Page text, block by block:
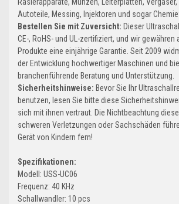
Autoteile, Messing, Injektoren und sogar
Bestellen Sie mit Zuversicht: Dieser
CE-, RoHS- und UL-zertifiziert, und wir gewähren
Produkte eine einjährige Garantie. Seit 2009
der Entwicklung hochwertiger Maschinen und
branchenführende Beratung und Unterstützung.
Sicherheitshinweise: Bevor Sie Ihr
benutzen, lesen Sie bitte diese
sich mit ihnen vertraut. Die Nichtbeachtung
schweren Verletzungen oder Sachschäden
Gerät von Kindern fern!
Spezifikationen:
Modell: USS-UC06
Frequenz: 40 KHz
Schallwandler: 10 pcs